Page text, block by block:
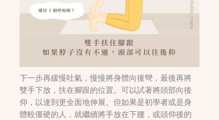
下一步再緩慢吐氣，慢慢將身體向後彎，最後再將
雙手下放，扶在腳跟的位置。可以試著將頭部向後
仰，以達到更全面地伸展。但如果是初學者或是身
體較僵硬的人，就繼續將手放在下腰，或頭仰後的